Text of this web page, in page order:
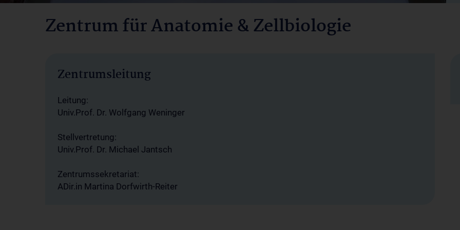
Zentrum für Anatomie & Zellbiologie
Zentrumsleitung
Leitung:
Univ.Prof. Dr. Wolfgang Weninger
Stellvertretung:
Univ.Prof. Dr. Michael Jantsch
Zentrumssekretariat:
ADir.in Martina Dorfwirth-Reiter